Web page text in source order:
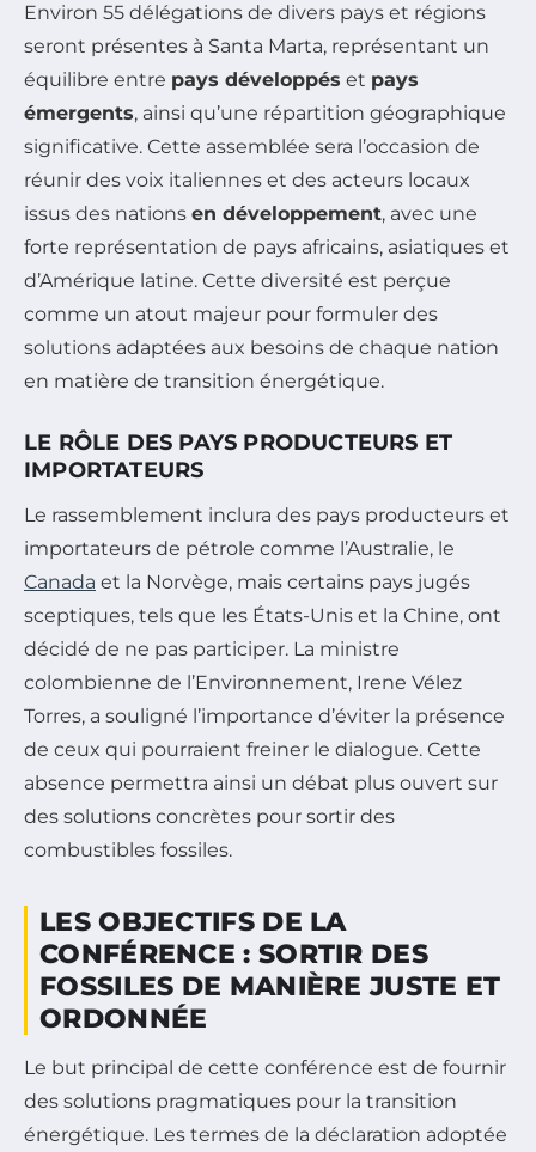
Environ 55 délégations de divers pays et régions
seront présentes à Santa Marta, représentant un
équilibre entre pays développés et pays
émergents, ainsi qu’une répartition géographique
significative. Cette assemblée sera l’occasion de
réunir des voix italiennes et des acteurs locaux
issus des nations en développement, avec une
forte représentation de pays africains, asiatiques et
d’Amérique latine. Cette diversité est perçue
comme un atout majeur pour formuler des
solutions adaptées aux besoins de chaque nation
en matière de transition énergétique.
LE RÔLE DES PAYS PRODUCTEURS ET
IMPORTATEURS
Le rassemblement inclura des pays producteurs et
importateurs de pétrole comme l’Australie, le
Canada et la Norvège, mais certains pays jugés
sceptiques, tels que les États-Unis et la Chine, ont
décidé de ne pas participer. La ministre
colombienne de l’Environnement, Irene Vélez
Torres, a souligné l’importance d’éviter la présence
de ceux qui pourraient freiner le dialogue. Cette
absence permettra ainsi un débat plus ouvert sur
des solutions concrètes pour sortir des
combustibles fossiles.
LES OBJECTIFS DE LA
CONFÉRENCE : SORTIR DES
FOSSILES DE MANIÈRE JUSTE ET
ORDONNÉE
Le but principal de cette conférence est de fournir
des solutions pragmatiques pour la transition
énergétique. Les termes de la déclaration adoptée